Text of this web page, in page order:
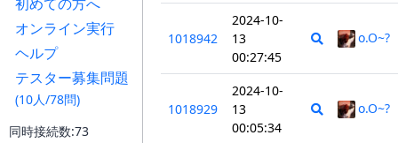
オンライン実行
ヘルプ
テスター募集問題
(10人/78問)
同時接続数:73
1018942
2024-10-
13
00:27:45
o.O~?
1018929
2024-10-
13
00:05:34
o.O~?